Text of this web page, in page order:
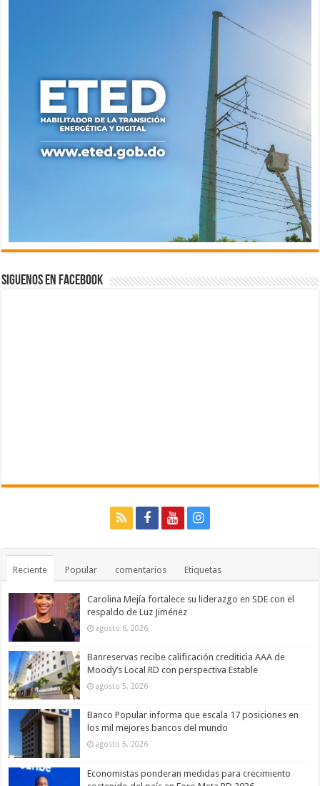
Siguenos en Facebook
Reciente Popular comentarios Etiquetas
Carolina Mejía fortalece su liderazgo en SDE con el
respaldo de Luz Jiménez
agosto 6, 2026
Banreservas recibe calificación crediticia AAA de
Moody’s Local RD con perspectiva Estable
agosto 5, 2026
Banco Popular informa que escala 17 posiciones en
los mil mejores bancos del mundo
agosto 5, 2026
Economistas ponderan medidas para crecimiento